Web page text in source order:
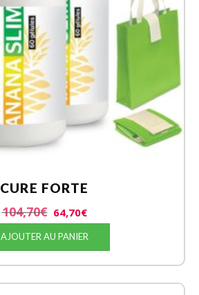
CURE FORTE
104,70€ 64,70€
AJOUTER AU PANIER